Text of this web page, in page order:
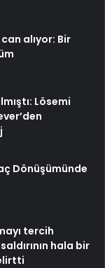
alıyor: Bir
Lösemi
Dönüşümünde
tercih
hala bir